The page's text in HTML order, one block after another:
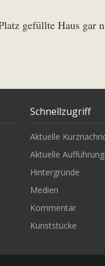
gefüllte Haus gar
Schnellzugriff
Aktuelle
Aktuelle
Hintergründe
Medien
Kommentar
Kunststücke